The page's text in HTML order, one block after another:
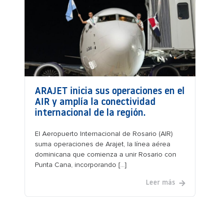
ARAJET inicia sus operaciones en el
AIR y amplía la conectividad
internacional de la región.
El Aeropuerto Internacional de Rosario (AIR)
suma operaciones de Arajet, la línea aérea
dominicana que comienza a unir Rosario con
Punta Cana, incorporando [...]
Leer más